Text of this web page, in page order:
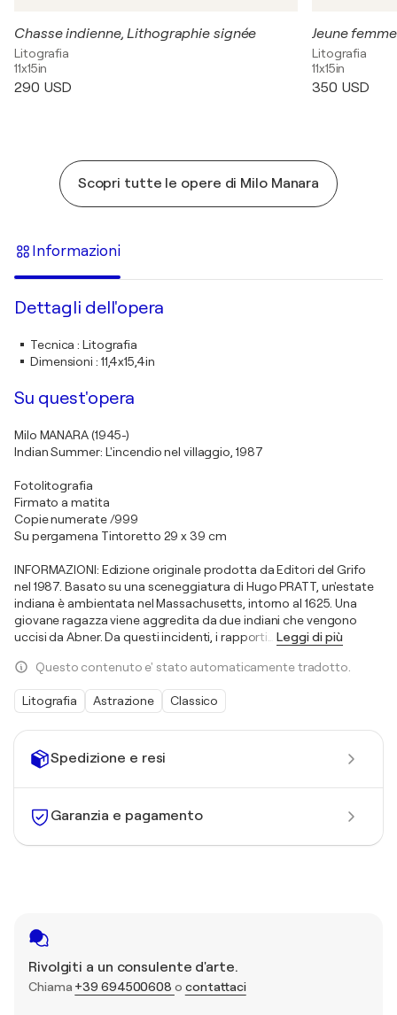
Spedizione e resi
Garanzia e pagamento
Rivolgiti a un consulente d'arte.
Chiama +39 694500608 o contattaci
Chasse indienne, Lithographie signée
Litografia
11x15in
290 USD
Litografia
11x15in
350 USD
Scopri tutte le opere di Milo Manara
Informazioni
Dettagli dell'opera
Tecnica :Litografia
Dimensioni : 11,4x15,4in
Su quest'opera
Milo MANARA (1945-)
Indian Summer: L'incendio nel villaggio, 1987
Fotolitografia
Firmato a matita
Copie numerate /999
Su pergamena Tintoretto 29 x 39 cm
INFORMAZIONI: Edizione originale prodotta da Editori del Grifo
nel 1987. Basato su una sceneggiatura di Hugo PRATT, un'estate
indiana è ambientata nel Massachusetts, intorno al 1625. Una
giovane ragazza viene aggredita da due indiani che vengono
uccisi da Abner. Da questi incidenti, i rapporti
Leggi di più
Questo contenuto e' stato automaticamente tradotto.
Litografia Astrazione Classico